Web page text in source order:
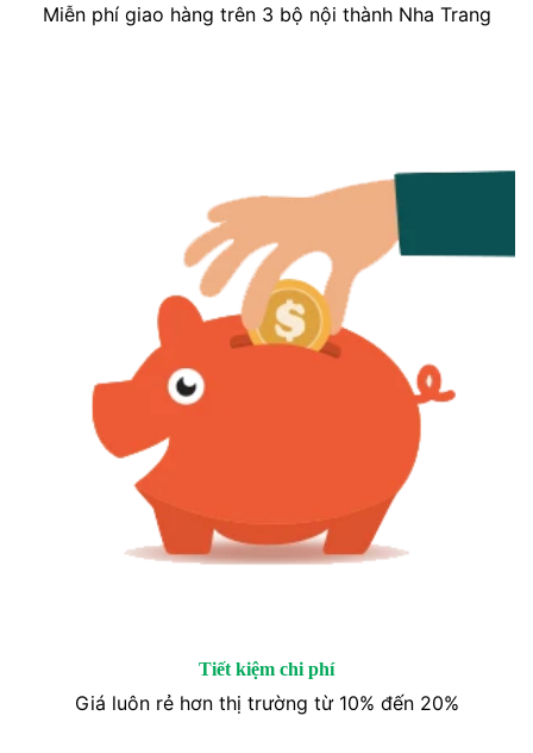
Miễn phí giao hàng trên 3 bộ nội thành Nha Trang
Tiết kiệm chi phí
Giá luôn rẻ hơn thị trường từ 10% đến 20%